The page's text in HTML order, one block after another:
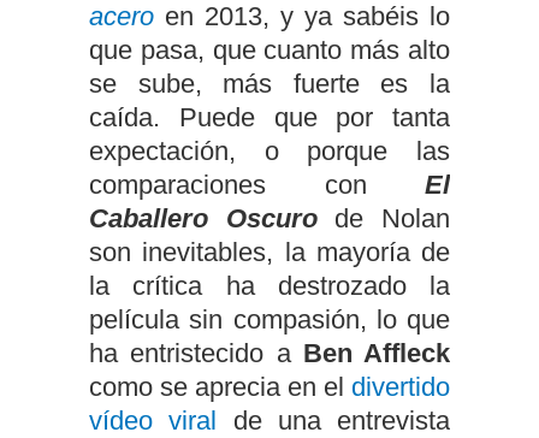
acero en 2013, y ya sabéis lo
que pasa, que cuanto más alto
se sube, más fuerte es la
caída. Puede que por tanta
expectación, o porque las
comparaciones con El
Caballero Oscurode Nolan
son inevitables, la mayoría de
la crítica ha destrozado la
película sin compasión, lo que
ha entristecido a Ben Affleck
como se aprecia en el divertido
vídeo viral de una entrevista